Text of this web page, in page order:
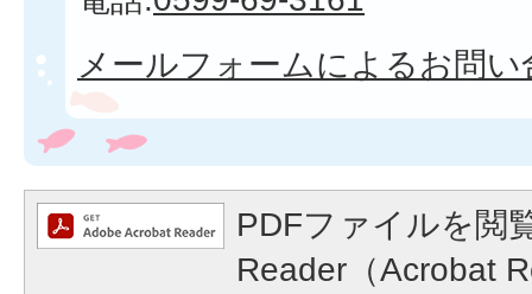
メールフォームによるお問い
PDFファイルを閲
Reader（Acrobat